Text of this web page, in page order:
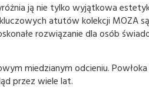
ją nie tylko wyjątkowa
atutów kolekcji MOZA
rozwiązanie dla osób
miedzianym odcieniu.
przez wiele lat.